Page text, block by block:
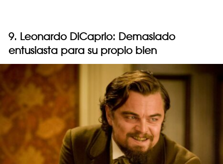
9. Leonardo DiCaprio: Demasiado
entusiasta para su propio bien